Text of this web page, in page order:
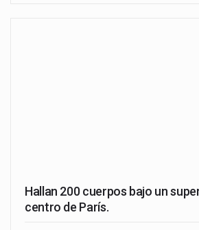
Hallan 200 cuerpos bajo un
centro de París.